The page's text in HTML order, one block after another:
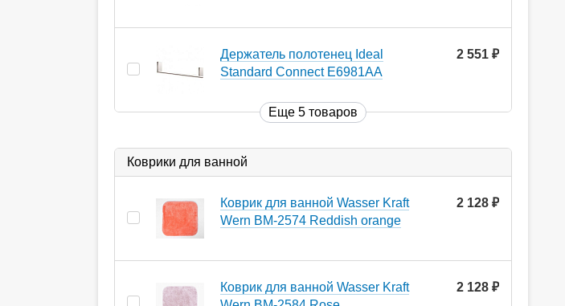
Держатель полотенец Ideal
Standard Connect E6981AA
2 551
Еще 5 товаров
Коврики для ванной
Коврик для ванной Wasser Kraft
Wern BM-2574 Reddish orange
2 128
Коврик для ванной Wasser Kraft
2 128